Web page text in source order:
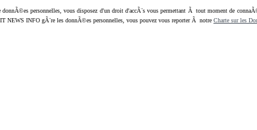
personnelles, vous disposez d'un droit d'accÃ¨s vous permettant Ã tout moment de
NEWS INFO gÃ¨re les donnÃ©es personnelles, vous pouvez vous reporter Ã notre Charte sur les